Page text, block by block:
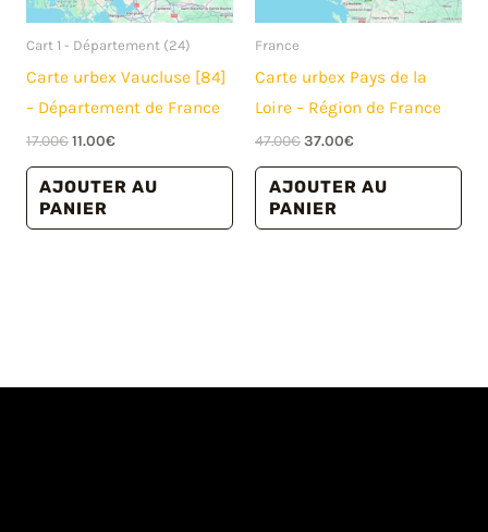
Cart 1 - Département (24)
Carte urbex Vaucluse [84]
– Département de France
17.00€Le
initial
était :
17.00€.
11.00€Le
actuel
est :
AJOUTER AU
PANIER
France
Carte urbex Pays de la
Loire – Région de France
47.00€Le
initial
était :
47.00€.
37.00€Le
actuel
est :
AJOUTER AU
PANIER